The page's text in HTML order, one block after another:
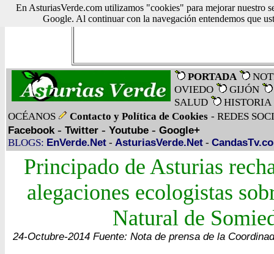
PORTADA
OVIEDO
GIJÓN
SALUD
HISTORIA
OCÉANOS
Contacto y Política de Cookies - REDES
Facebook - Twitter - Youtube - Google+
BLOGS: EnVerde.Net - AsturiasVerde.Net -
Principado de Asturias
alegaciones ecologistas
Natural de
24-Octubre-2014 Fuente: Nota de prensa de la
En AsturiasVerde.com utilizamos "cookies" para mejorar nuestro
Google. Al continuar con la navegación entendemos que